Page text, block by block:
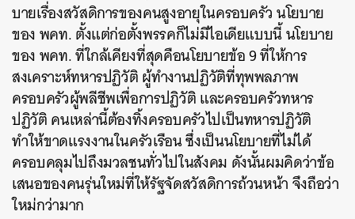
บายเรื่องสวัสดิการของคนสูงอายุในครอบครัว นโยบาย
ของ พคท. ตั้งแต่ก่อตั้งพรรคก็ไม่มีไอเดียแบบนี้ นโยบาย
ของ พคท. ที่ใกล้เคียงที่สุดคือนโยบายข้อ 9 ที่ให้การ
สงเคราะห์ทหารปฏิวัติ ผู้ทำงานปฏิวัติที่ทุพพลภาพ
ครอบครัวผู้พลีชีพเพื่อการปฏิวัติ และครอบครัวทหาร
ปฏิวัติ คนเหล่านี้ต้องทิ้งครอบครัวไปเป็นทหารปฏิวัติ
ทำให้ขาดแรงงานในครัวเรือน ซึ่งเป็นนโยบายที่ไม่ได้
ครอบคลุมไปถึงมวลชนทั่วไปในสังคม ดังนั้นผมคิดว่าข้อ
เสนอของคนรุ่นใหม่ที่ให้รัฐจัดสวัสดิการถ้วนหน้า จึงถือว่า
ใหม่กว่ามาก